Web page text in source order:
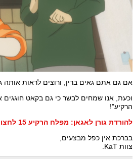
אם גם אתם גאים ברין, ורוצים לראות אותה
וכעת, אנו שמחים לבשר כי גם בקאט
הרקיע"!
להורדת גורן לאגאן: מפלח הרקיע 15 לחצו כאן
בברכת אין כפל מבצעים,
צוות KaT.